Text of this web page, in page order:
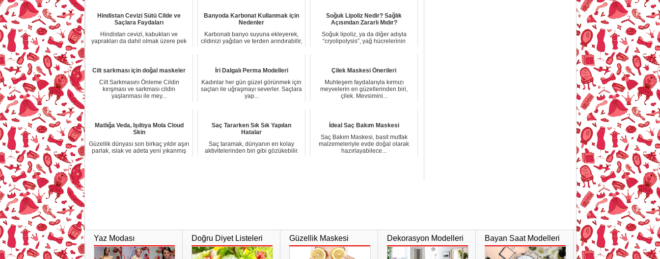
Hindistan Cevizi Sütü Cilde ve
Saçlara Faydaları
Hindistan cevizi, kabukları ve
yaprakları da dahil olmak üzere pek
Banyoda Karbonat Kullanmak için
Nedenler
Karbonatı banyo suyuna ekleyerek,
cildinizi yağdan ve terden arındırabilir,
Soğuk Lipoliz Nedir? Sağlık
Açısından Zararlı Mıdır?
Soğuk lipoliz, ya da diğer adıyla
“cryolipolysis”, yağ hücrelerinin
Cilt sarkması için doğal maskeler
Cilt Sarkmasını Önleme Cildin
kırışması ve sarkması cildin
yaşlanması ile mey...
İri Dalgalı Perma Modelleri
Kadınlar her gün güzel görünmek için
saçları ile uğraşmayı severler. Saçlara
yap...
Çilek Maskesi Önerileri
Muhteşem faydalarıyla kırmızı
meyvelerin en güzellerinden biri,
çilek. Mevsimini...
Matlığa Veda, Işıltıya Mola Cloud
Skin
Güzellik dünyası son birkaç yıldır aşırı
parlak, ıslak ve adeta yeni yıkanmış
Saç Tararken Sık Sık Yapılan
Hatalar
Saç taramak, dünyanın en kolay
aktivitelerinden biri gibi gözükebilir.
İdeal Saç Bakım Maskesi
Saç Bakım Maskesi, basit mutfak
malzemeleriyle evde doğal olarak
hazırlayabilece...
Yaz Modası Doğru Diyet Listeleri Güzellik Maskesi Dekorasyon Modelleri Bayan Saat Modelleri